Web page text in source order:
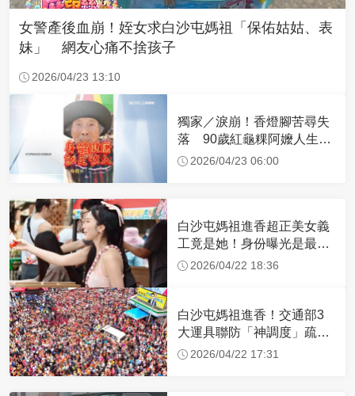
女警產後血崩！姪女求白沙屯媽祖「保佑姑姑、表
妹」 網友心痛不捨孩子
2026/04/23 13:10
獨家／淚崩！香燈腳苦尋失
落 90歲紅龜粿阿嬤人生謝
幕2026/04/23 06:00
白沙屯媽祖進香超正美女義
工竟是她！身份曝光是最美
禮生 一輩子不結婚
2026/04/22 18:36
白沙屯媽祖進香！交通部3
大運具聯防「神調度」疏運
32.1萬創新高
2026/04/22 17:31